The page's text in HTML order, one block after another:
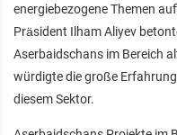
energiebezogene Themen
Präsident Ilham Aliyev
Aserbaidschans im Bereich
würdigte die große
diesem Sektor.